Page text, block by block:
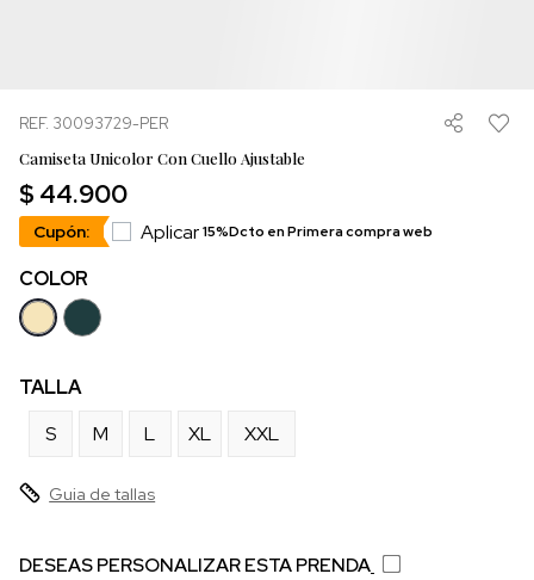
REF. 30093729-PER
Camiseta Unicolor Con Cuello Ajustable
$ 44.900
Cupón: Aplicar15%Dcto en Primera compra web
COLOR
TALLA
S
M L XL XXL
Guia de tallas
DESEAS PERSONALIZAR ESTA PRENDA